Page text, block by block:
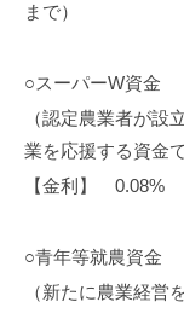
まで）
○スーパーW資金
（認定農業者が設
業を応援する資金で
【金利】 0.08%
○青年等就農資金
（新たに農業経営